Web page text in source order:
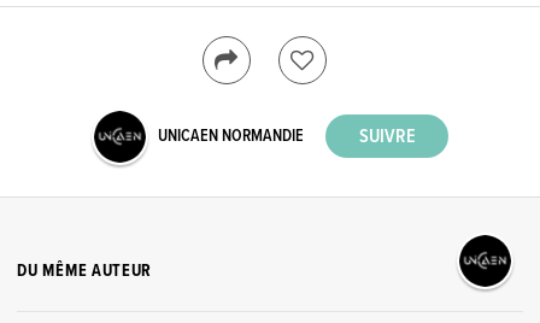
UNICAEN NORMANDIE
DU MÊME AUTEUR